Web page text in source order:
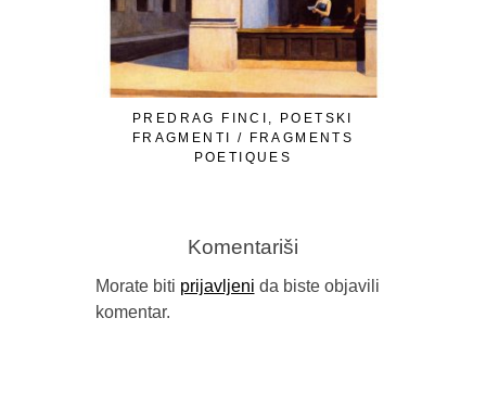
PREDRAG FINCI, POETSKI
FRAGMENTI / FRAGMENTS
POETIQUES
Komentariši
Morate biti prijavljeni da biste objavili
komentar.